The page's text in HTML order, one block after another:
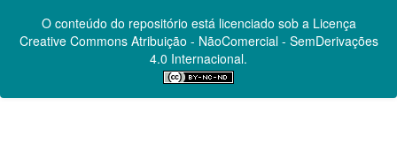
O conteúdo do repositório está licenciado sob a Licença
Creative CommonsAtribuição - NãoComercial - SemDerivações
4.0 Internacional.